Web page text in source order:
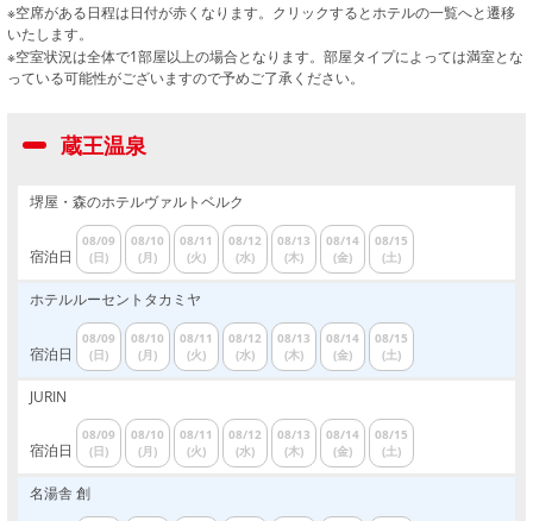
※空席がある日程は日付が赤くなります。クリックするとホテルの一覧へと遷移
いたします。
※空室状況は全体で1部屋以上の場合となります。部屋タイプによっては満室とな
っている可能性がございますので予めご了承ください。
蔵王温泉
堺屋・森のホテルヴァルトベルク
宿泊日
08/09
(日)
08/10
(月)
08/11
(火)
08/12
(水)
08/13
(木)
08/14
(金)
08/15
(土)
ホテルルーセントタカミヤ
宿泊日
08/09
(日)
08/10
(月)
08/11
(火)
08/12
(水)
08/13
(木)
08/14
(金)
08/15
(土)
JURIN
宿泊日
08/09
(日)
08/10
(月)
08/11
(火)
08/12
(水)
08/13
(木)
08/14
(金)
08/15
(土)
名湯舎 創